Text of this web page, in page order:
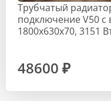
Трубчатый
подключение V50
1800х630х70, 3151
48600 ₽